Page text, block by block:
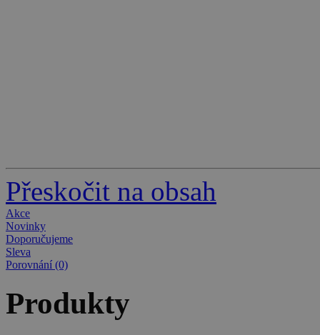
Přeskočit na obsah
Akce
Novinky
Doporučujeme
Sleva
Porovnání (0)
Produkty